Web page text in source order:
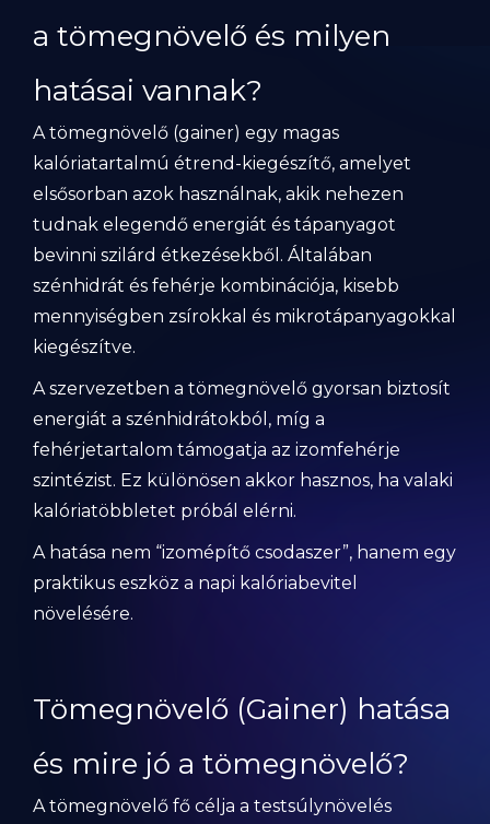
a tömegnövelő és milyen
hatásai vannak?
A tömegnövelő (gainer) egy magas
kalóriatartalmú étrend-kiegészítő, amelyet
elsősorban azok használnak, akik nehezen
tudnak elegendő energiát és tápanyagot
bevinni szilárd étkezésekből. Általában
szénhidrát és fehérje kombinációja, kisebb
mennyiségben zsírokkal és mikrotápanyagokkal
kiegészítve.
A szervezetben a tömegnövelő gyorsan biztosít
energiát a szénhidrátokból, míg a
fehérjetartalom támogatja az izomfehérje
szintézist. Ez különösen akkor hasznos, ha valaki
kalóriatöbbletet próbál elérni.
A hatása nem “izomépítő csodaszer”, hanem egy
praktikus eszköz a napi kalóriabevitel
növelésére.
Tömegnövelő (Gainer) hatása
és mire jó a tömegnövelő?
A tömegnövelő fő célja a testsúlynövelés